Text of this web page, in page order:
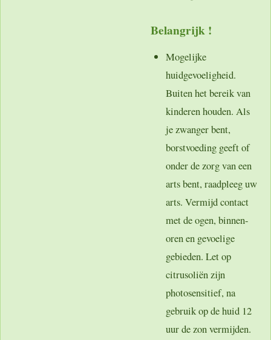
Belangrijk !
Mogelijke
huidgevoeligheid.
Buiten het bereik van
kinderen houden. Als
je zwanger bent,
borstvoeding geeft of
onder de zorg van een
arts bent, raadpleeg uw
arts. Vermijd contact
met de ogen, binnen-
oren en gevoelige
gebieden. Let op
citrusoliën zijn
photosensitief, na
gebruik op de huid 12
uur de zon vermijden.